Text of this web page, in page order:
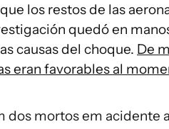
los restos de las
quedó en
causas del choque. De
eran favorables al
dos mortos em acidente